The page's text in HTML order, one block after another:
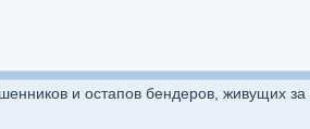
и остапов бендеров, живущих за